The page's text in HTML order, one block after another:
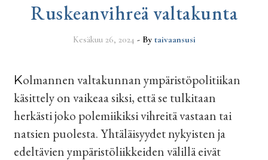
Ruskeanvihreä valtakunta
Kesäkuu 26, 2024 - By taivaansusi
Kolmannen valtakunnan ympäristöpolitiikan
käsittely on vaikeaa siksi, että se tulkitaan
herkästi joko polemiikiksi vihreitä vastaan tai
natsien puolesta. Yhtäläisyydet nykyisten ja
edeltävien ympäristöliikkeiden välillä eivät